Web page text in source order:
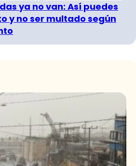
ya no van: Así puedes
y no ser multado según